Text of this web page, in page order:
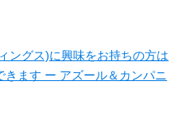
ングス)に興味をお持ちの方は
ます ー アズール＆カンパニ